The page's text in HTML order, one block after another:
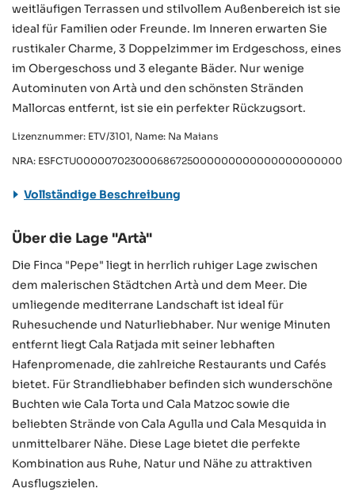
weitläufigen Terrassen und stilvollem Außenbereich ist sie
ideal für Familien oder Freunde. Im Inneren erwarten Sie
rustikaler Charme, 3 Doppelzimmer im Erdgeschoss, eines
im Obergeschoss und 3 elegante Bäder. Nur wenige
Autominuten von Artà und den schönsten Stränden
Mallorcas entfernt, ist sie ein perfekter Rückzugsort.
Lizenznummer: ETV/3101, Name: Na Maians
NRA: ESFCTU000007023000686725000000000000000000000ET/
Vollständige Beschreibung
Über die Lage "Artà"
Die Finca "Pepe" liegt in herrlich ruhiger Lage zwischen
dem malerischen Städtchen Artà und dem Meer. Die
umliegende mediterrane Landschaft ist ideal für
Ruhesuchende und Naturliebhaber. Nur wenige Minuten
entfernt liegt Cala Ratjada mit seiner lebhaften
Hafenpromenade, die zahlreiche Restaurants und Cafés
bietet. Für Strandliebhaber befinden sich wunderschöne
Buchten wie Cala Torta und Cala Matzoc sowie die
beliebten Strände von Cala Agulla und Cala Mesquida in
unmittelbarer Nähe. Diese Lage bietet die perfekte
Kombination aus Ruhe, Natur und Nähe zu attraktiven
Ausflugszielen.